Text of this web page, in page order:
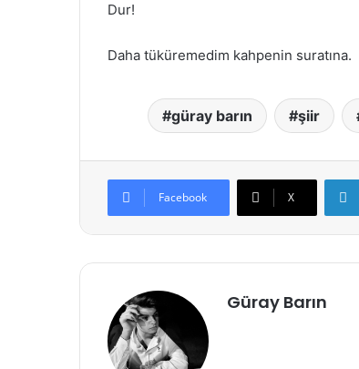
Dur!
Daha tüküremedim kahpenin suratına.
güray barın şiir
Facebook X
Güray Barın